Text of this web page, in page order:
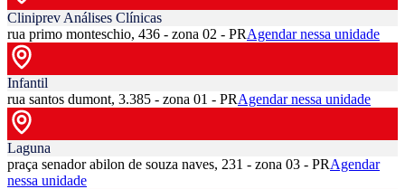
Cliniprev Análises Clínicas
rua primo monteschio, 436 - zona 02 - PRAgendar nessa unidade
Infantil
rua santos dumont, 3.385 - zona 01 - PRAgendar nessa unidade
Laguna
praça senador abilon de souza naves, 231 - zona 03 - PRAgendar
nessa unidade